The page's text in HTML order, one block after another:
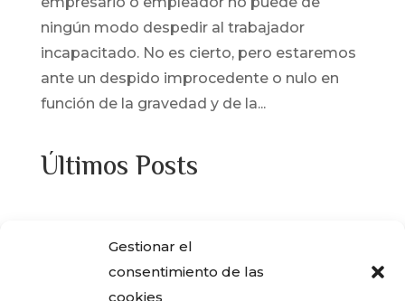
Gestionar el
consentimiento de las
cookies
ningún modo despedir al trabajador
incapacitado. No es cierto, pero estaremos
ante un despido improcedente o nulo en
función de la gravedad y de la...
Últimos Posts
ENCASA CIBELES compró al IVIMA en el
año 2013?